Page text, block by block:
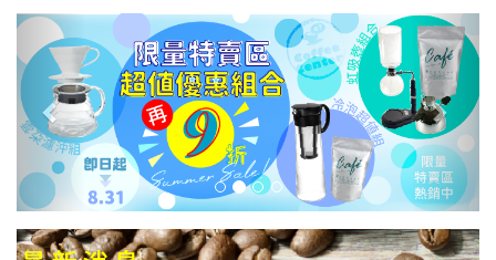
a
v
i
g
a
t
i
o
n